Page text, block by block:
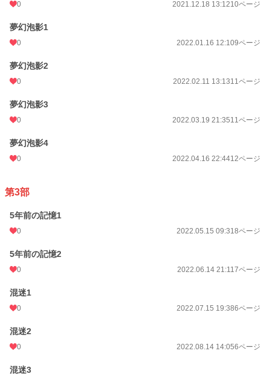
0 2021.12.18 13:1210ページ
夢幻泡影1
0 2022.01.16 12:109ページ
夢幻泡影2
0 2022.02.11 13:1311ページ
夢幻泡影3
0 2022.03.19 21:3511ページ
夢幻泡影4
0 2022.04.16 22:4412ページ
第3部
5年前の記憶1
0 2022.05.15 09:318ページ
5年前の記憶2
0 2022.06.14 21:117ページ
混迷1
0 2022.07.15 19:386ページ
混迷2
0 2022.08.14 14:056ページ
混迷3